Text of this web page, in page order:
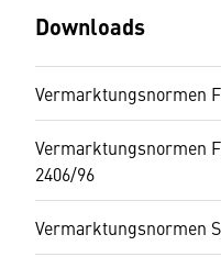
Downloads
Vermarktungsnormen
Vermarktungsnormen
2406/96
Vermarktungsnormen